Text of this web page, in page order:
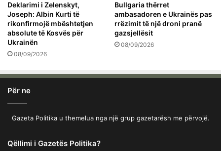
Deklarimi i Zelenskyt,
Joseph: Albin Kurti të
rikonfirmojë mbështetjen
absolute të Kosvës për
Ukrainën
08/09/2026
Bullgaria thërret
ambasadoren e Ukrainës pas
rrëzimit të një droni pranë
gazsjellësit
08/09/2026
Për ne
Gazeta Politika u themelua nga një grup gazetarësh me përvojë.
Qëllimi i Gazetës Politika?